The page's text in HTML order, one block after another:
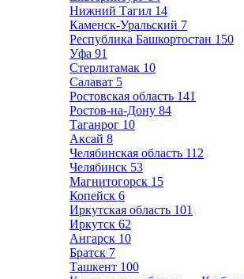
Нижний Тагил 14
Каменск-Уральский 7
Республика Башкортостан 150
Уфа 91
Стерлитамак 10
Салават 5
Ростовская область 141
Ростов-на-Дону 84
Таганрог 10
Аксай 8
Челябинская область 112
Челябинск 53
Магнитогорск 15
Копейск 6
Иркутская область 101
Иркутск 62
Ангарск 10
Братск 7
Ташкент 100